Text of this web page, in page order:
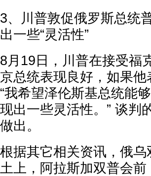
3、川普敦促俄罗斯总统
出一些“灵活性”
8月19日，川普在接受福
京总统表现良好，如果
“我希望泽伦斯基总统能
现出一些灵活性。” 谈判
做出。
根据其它相关资讯，俄
土上，阿拉斯加双普会